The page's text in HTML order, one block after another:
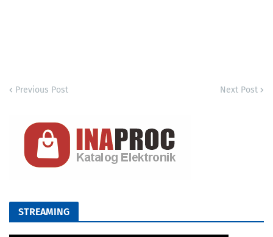
Previous Post Next Post
STREAMING